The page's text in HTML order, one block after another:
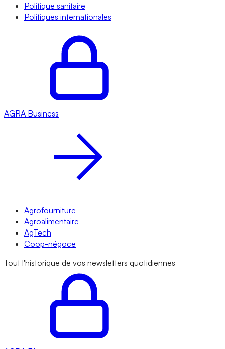
Politique sanitaire
Politiques internationales
AGRA Business
Agrofourniture
Agroalimentaire
AgTech
Coop-négoce
Tout l'historique de vos newsletters quotidiennes